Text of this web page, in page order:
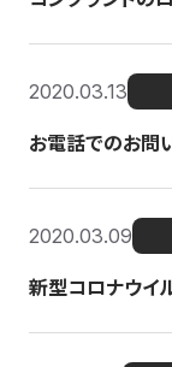
2020.03.13
お電話でのお問
2020.03.09
新型コロナウイ